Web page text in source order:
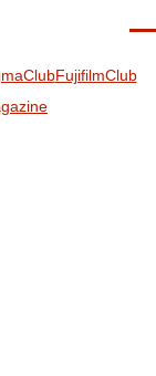
FujifilmClub